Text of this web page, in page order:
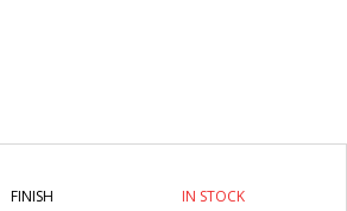
FINISH IN STOCK